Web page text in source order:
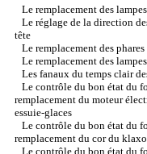
Le remplacement des
Le réglage de la direction
tête
Le remplacement des
Le remplacement des lampes
Les fanaux du temps clair
Le contrôle du bon état du
remplacement du moteur
essuie-glaces
Le contrôle du bon état du
remplacement du cor du
Le contrôle du bon état du